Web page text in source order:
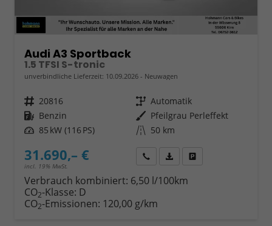
Audi A3 Sportback
1.5 TFSI S-tronic
unverbindliche Lieferzeit: 10.09.2026 Neuwagen
Fahrzeugnr. 20816 Getriebe Automatik
Kraftstoff Benzin Außenfarbe Pfeilgrau Perleffekt
Leistung 85 kW (116 PS) Kilometerstand 50 km
31.690,– €
incl. 19% MwSt.
Wir rufen Sie anFahrzeugexposé (PDF)
Verbrauch kombiniert: 6,50 l/100km
CO2-Klasse: D
CO2-Emissionen: 120,00 g/km